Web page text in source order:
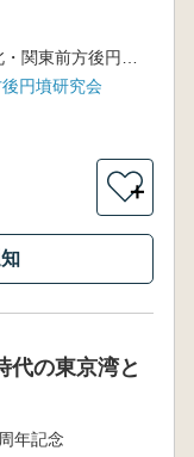
円墳研究会
＋
の東京湾と
年記念